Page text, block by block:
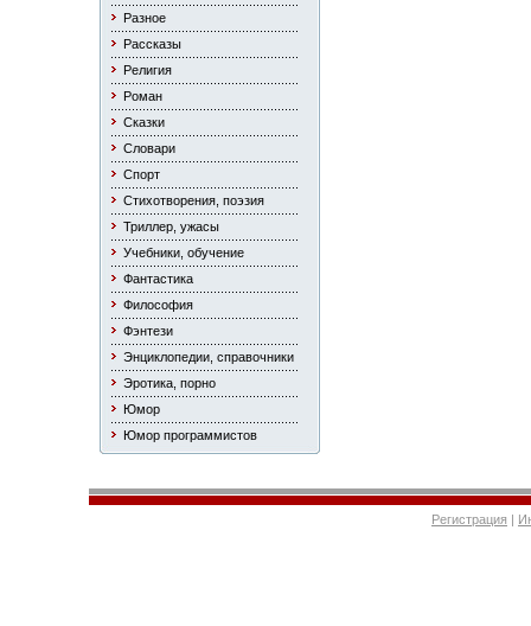
Разное
Рассказы
Религия
Роман
Сказки
Словари
Спорт
Стихотворения, поэзия
Триллер, ужасы
Учебники, обучение
Фантастика
Философия
Фэнтези
Энциклопедии, справочники
Эротика, порно
Юмор
Юмор программистов
Регистрация |